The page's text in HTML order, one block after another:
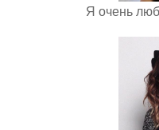
Я очень